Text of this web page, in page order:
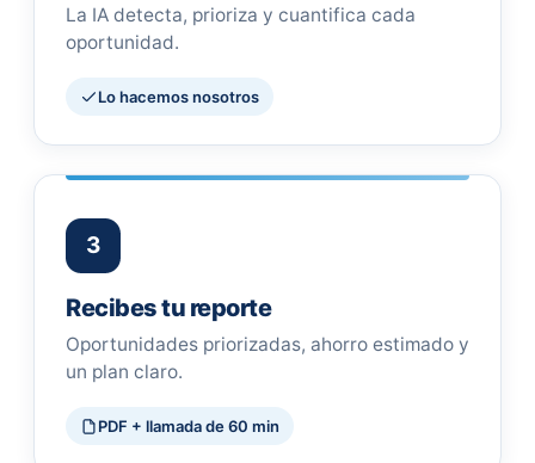
La IA detecta, prioriza y cuantifica cada
oportunidad.
Lo hacemos nosotros
3
Recibes tu reporte
Oportunidades priorizadas, ahorro estimado y
un plan claro.
PDF + llamada de 60 min